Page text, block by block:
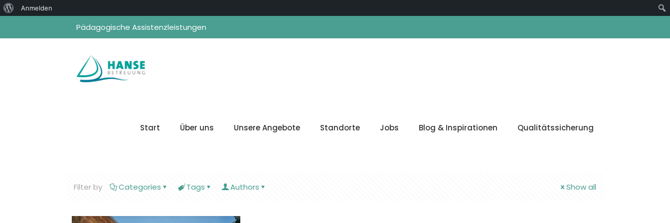
Pädagogische Assistenzleistungen
Start Über uns Unsere Angebote Standorte Jobs Blog & Inspirationen Qualitätssicherung
Filter by Categories Tags Authors Show all
Über
Anmelden